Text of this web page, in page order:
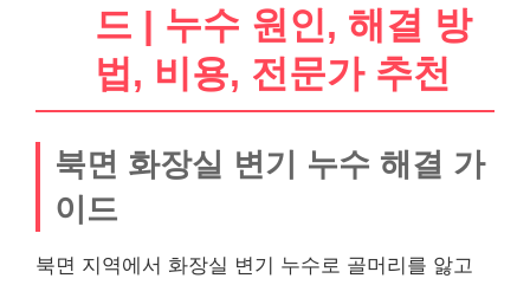
드 | 누수 원인, 해결 방
법, 비용, 전문가 추천
북면 화장실 변기 누수 해결 가
이드
북면 지역에서 화장실 변기 누수로 골머리를 앓고